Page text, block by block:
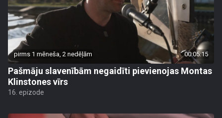
pirms 1 mēneša, 2 nedēļām 00:05:15
Pašmāju slavenībām negaidīti pievienojas Montas
Klinstones vīrs
16. epizode